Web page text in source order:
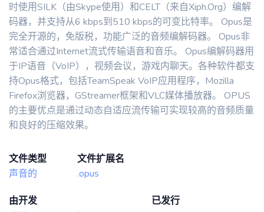
时使用SILK（由Skype使用）和CELT（来自Xiph.Org）编解
码器，并支持从6 kbps到510 kbps的可变比特率。 Opus是
完全开源的，免版税，功能广泛的音频编解码器。 Opus非
常适合通过Internet流式传输语音和音乐。 Opus编解码器用
于IP语音（VoIP），视频会议，游戏内聊天。各种软件都支
持Opus格式，包括TeamSpeak VoIP应用程序，Mozilla
Firefox浏览器，GStreamer框架和VLC媒体播放器。 OPUS
的主要优点是通过动态自适应流传输可实现较高的音频质量
和良好的压缩效果。
文件类型
声音的
文件扩展名
.opus
由开发
已发行